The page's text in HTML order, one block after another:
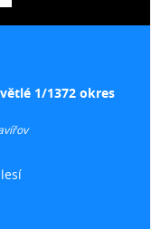
1/1372 okres